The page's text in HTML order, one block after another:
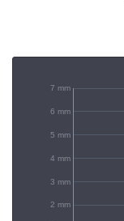
2 mm
3 mm
4 mm
5 mm
6 mm
7 mm